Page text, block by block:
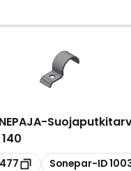
-
Kopioi
Sonepar-ID